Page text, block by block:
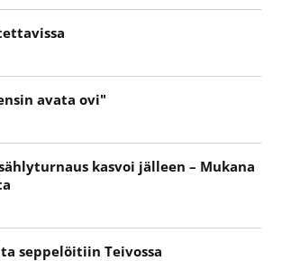
avata ovi"
kasvoi jälleen – Mukana
seppelöitiin Teivossa